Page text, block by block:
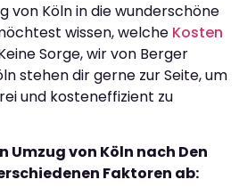
von Köln in die wunderschöne
wissen, welche Kosten
Sorge, wir von Berger
stehen dir gerne zur Seite, um
und kosteneffizient zu
Umzug von Köln nach Den
Faktoren ab: